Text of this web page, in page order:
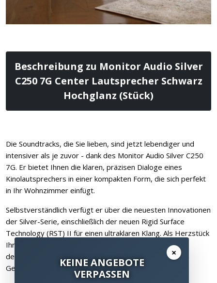
Beschreibung zu Monitor Audio Silver
C250 7G Center Lautsprecher Schwarz
Hochglanz (Stück)
Die Soundtracks, die Sie lieben, sind jetzt lebendiger und
intensiver als je zuvor - dank des Monitor Audio Silver C250
7G. Er bietet Ihnen die klaren, präzisen Dialoge eines
Kinolautsprechers in einer kompakten Form, die sich perfekt
in Ihr Wohnzimmer einfügt.
Selbstverständlich verfügt er über die neuesten Innovationen
der Silver-Serie, einschließlich der neuen Rigid Surface
Technology (RST) II für einen ultraklaren Klang. Als Herzstück
Ihres Heimkinos umhüllt er Sie mit einem unfassbar
detaillierten Klang, der Ihnen das Gefühl gibt, mitten im
Geschehen zu sein.
×
KEINE ANGEBOTE
VERPASSEN